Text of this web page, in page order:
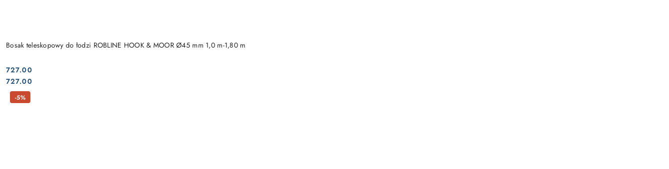
Bosak teleskopowy do łodzi ROBLINE HOOK & MOOR Ø45 mm 1,0 m-1,80 m
Cena:
727.00
Cena:
727.00
-5%